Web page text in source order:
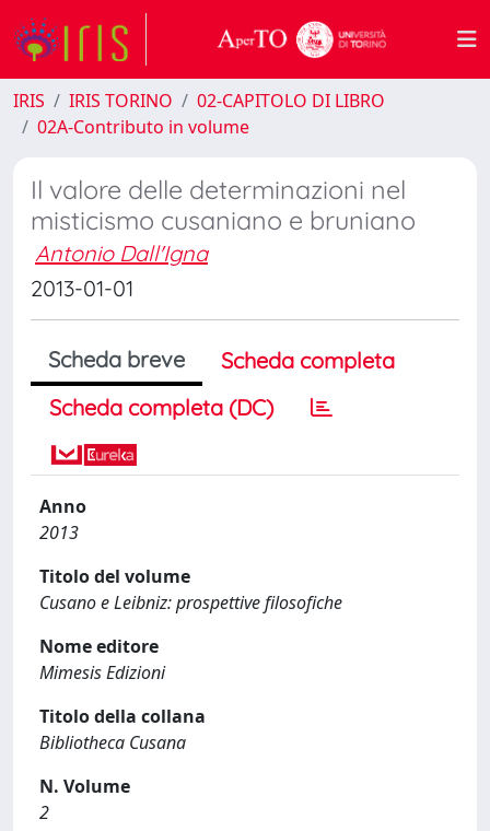
IRIS IRIS TORINO
02-CAPITOLO DI LIBRO
02A-Contributo in volume
Il valore delle determinazioni nel
misticismo cusaniano e bruniano
Antonio Dall'Igna
2013-01-01
Scheda breve
Scheda completa
Scheda completa (DC)
Anno
2013
Titolo del volume
Cusano e Leibniz: prospettive filosofiche
Nome editore
Mimesis Edizioni
Titolo della collana
Bibliotheca Cusana
N. Volume
2